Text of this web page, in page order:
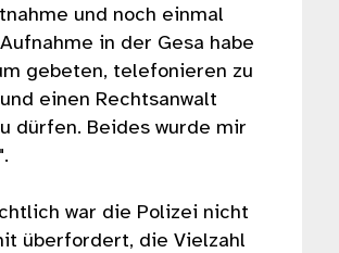
und noch einmal
in der Gesa habe
gebeten, telefonieren zu
einen Rechtsanwalt
dürfen. Beides wurde mir
war die Polizei nicht
überfordert, die Vielzahl